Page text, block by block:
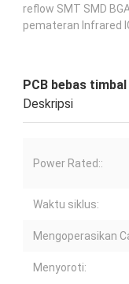
reflow SMT SMD
pemateran Infrared
PCB bebas
Deskripsi
Power Rated::
Waktu siklus:
Mengoperasikan
Menyoroti: